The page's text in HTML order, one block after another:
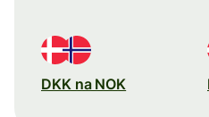
DKK na NOK